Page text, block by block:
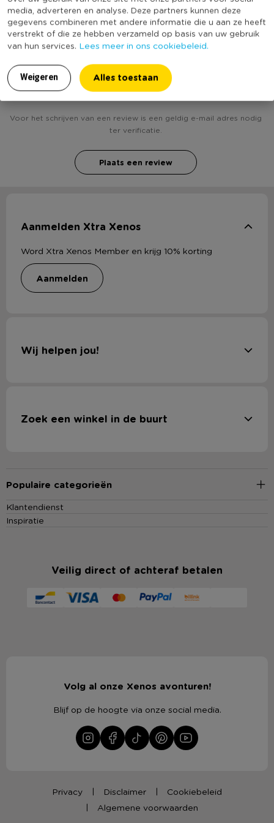
media, adverteren en analyse. Deze partners kunnen deze
gegevens combineren met andere informatie die u aan ze heeft
verstrekt of die ze hebben verzameld op basis van uw gebruik
van hun services. Lees meer in ons cookiebeleid.
Weigeren Alles toestaan
Afmetingen: Ø 6 cm, Ø 8 cm en Ø 10 cm
Duurzaamheidsscore
(Nog) geen score
bekend
Heb jij Garneerring - set van 3? Schrijf een review!
Voor het schrijven van een review is een geldig e-mail adres nodig
ter verificatie.
Plaats een review
Aanmelden Xtra Xenos
Word Xtra Xenos Member en krijg 10% korting
aanmelden
Wij helpen jou!
Zoek een winkel in de buurt
Populaire categorieën
Klantendienst
Inspiratie
Veilig direct of achteraf betalen
Volg al onze Xenos avonturen!
Blijf op de hoogte via onze social media.
Privacy Disclaimer
Cookiebeleid
Algemene voorwaarden